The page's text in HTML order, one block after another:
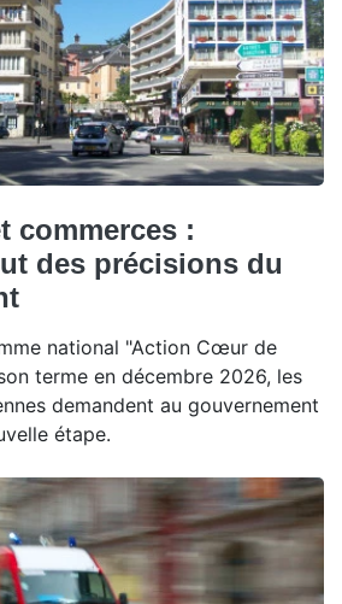
commerces :
des précisions du
national "Action Cœur de
terme en décembre 2026, les
demandent au gouvernement
étape.